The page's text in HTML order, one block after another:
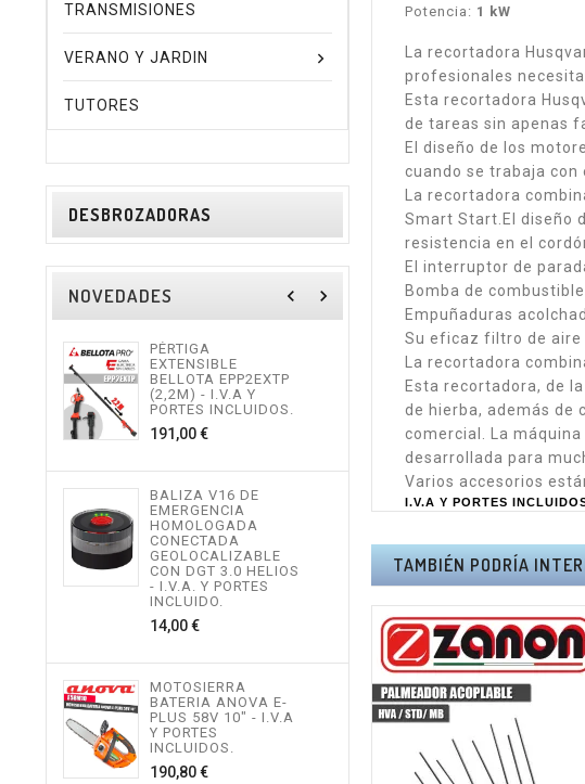
TRANSMISIONES
VERANO Y JARDIN
TUTORES
DESBROZADORAS
NOVEDADES navigate_before navigate_next
PÉRTIGA
EXTENSIBLE
BELLOTA EPP2EXTP
(2,2M) - I.V.A Y
PORTES INCLUIDOS.
191,00 €Precio
BALIZA V16 DE
EMERGENCIA
HOMOLOGADA
CONECTADA
GEOLOCALIZABLE
CON DGT 3.0 HELIOS
- I.V.A. Y PORTES
INCLUIDO.
14,00 €Precio
MOTOSIERRA
BATERIA ANOVA E-
PLUS 58V 10" - I.V.A
Y PORTES
INCLUIDOS.
190,80 €Precio
TIJERA PÉRTIGA
ALTUNA AB2000 -
I.V.A Y PORTES
INCLUIDOS.
534,82 €Precio
MOTOSIERRA
TELESCÓPICA
ALTUNA AB240 -
INCLUIDOS.
496,10 €Precio
MOTOSIERRA
ALTUNA AF180 -
I.V.A Y PORTES
INCLUIDOS.
217,80 €Precio
Potencia: 1 kW
La recortadora
profesionales
Esta recortadora
de tareas sin apenas
El diseño de los
cuando se trabaja con
La recortadora
Smart Start.El diseño
resistencia en el
El interruptor de
Bomba de
Empuñaduras
Su eficaz filtro de aire
La recortadora
Esta recortadora, de
de hierba, además de
comercial. La
desarrollada para
Varios accesorios
I.V.A Y PORTES
TAMBIÉN PODRÍA